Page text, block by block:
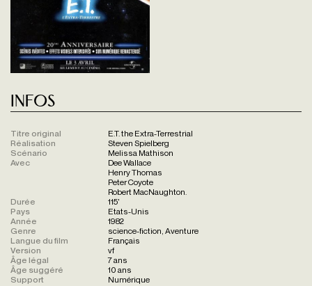
Infos
Titre original
E.T. the Extra-Terrestrial
Réalisation
Steven Spielberg
Scénario
Melissa Mathison
Avec
Dee Wallace
Henry Thomas
Peter Coyote
Robert MacNaughton.
Durée
115'
Pays
Etats-Unis
Année
1982
Genre
science-fiction, Aventure
Langue du film
Français
Version
vf
Âge légal
7 ans
Âge suggéré
10 ans
Support
Numérique